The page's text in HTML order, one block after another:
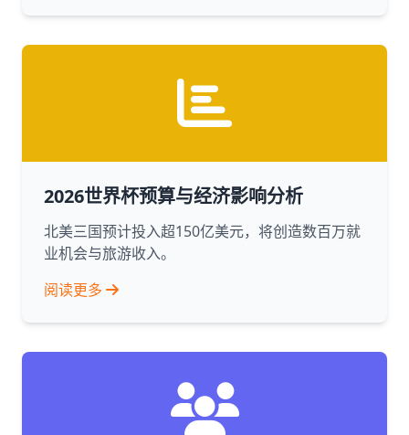
2026世界杯预算与经济影响分析
北美三国预计投入超150亿美元，将创造数百万就
业机会与旅游收入。
阅读更多